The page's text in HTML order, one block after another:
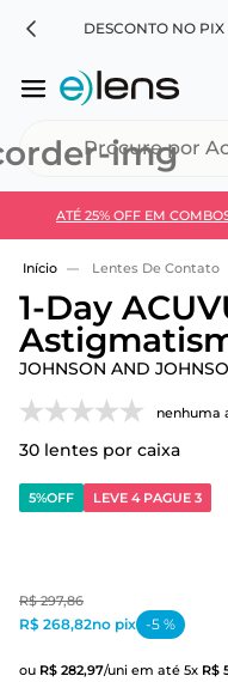
DESCONTO NO
ATÉ 25% OFF EM
Use 30HOJE e
Lentes De Contato
1-Day
JOHNSON AND
nenhuma
30 lentes por caixa
5%OFF LEVE 4 PAGUE 3
ou R$ 282,97/uni em até 5x R$
R$ 297,86
R$ 268,82no pix -5 %